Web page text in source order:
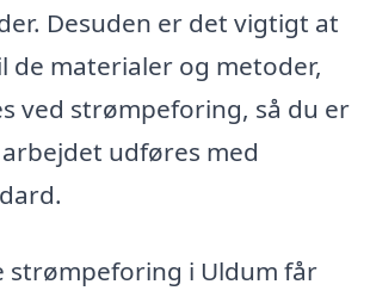
Desuden er det vigtigt at
de materialer og metoder,
ved strømpeforing, så du er
udføres med
strømpeforing i Uldum får